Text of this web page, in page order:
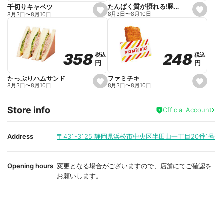
e
e
s
e
o
r
i
e
千切りキャベツ
8月3日〜8月10日
s
e
o
r
i
e
たんぱく質が摂れる!豚しゃぶのパスタサラダ
8月3日〜8月10日
s
e
i
t
358
358税込
税込
円
円
たっぷりハムサンド
8月3日〜8月10日
s
e
a
i
t
248
248 税込
税込
円
円
ファミチキ
8月3日〜8月10日
Store info Official Account
Address 〒431-3125 静岡県浜松市中央区半田山一丁目20番1号
Opening hours 変更となる場合がございますので、店舗にてご確認を
お願いします。